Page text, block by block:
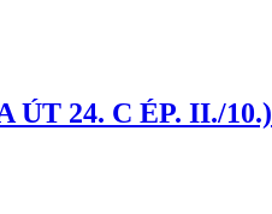
24. C ÉP. II./10.)